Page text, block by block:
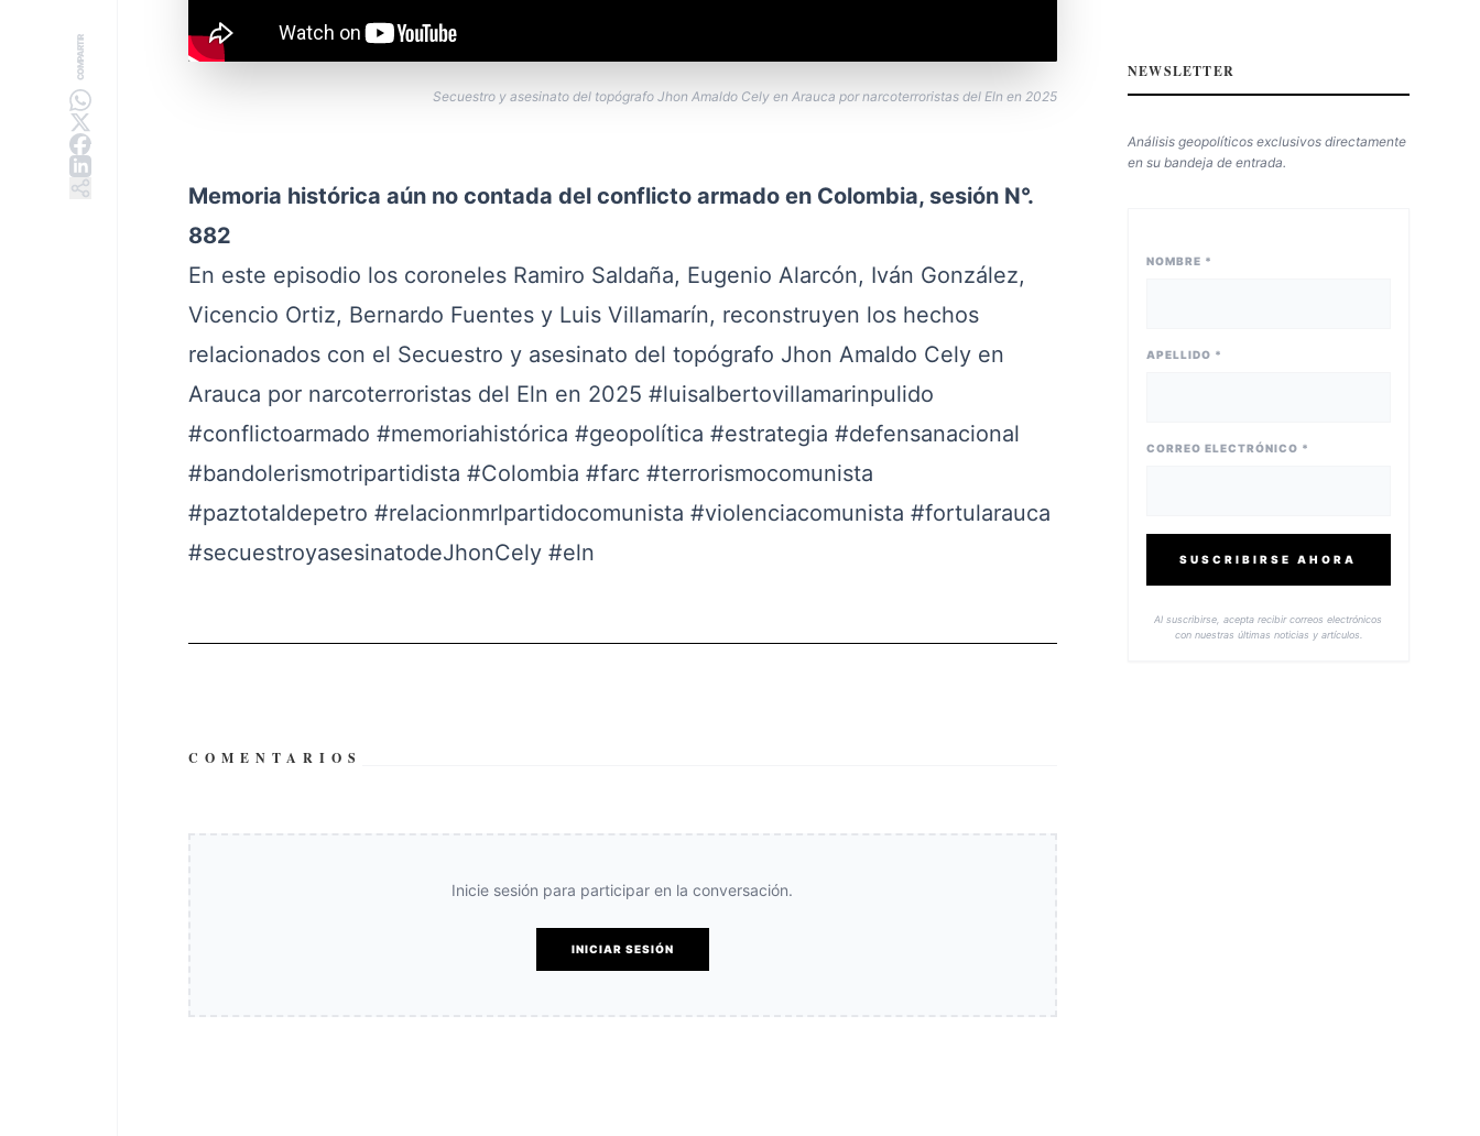
COMPARTIR
Secuestro y asesinato del topógrafo Jhon Amaldo Cely en Arauca por narcoterroristas del Eln en 2025
Memoria histórica aún no contada del conflicto armado en Colombia, sesión N°.
882
En este episodio los coroneles Ramiro Saldaña, Eugenio Alarcón, Iván González,
Vicencio Ortiz, Bernardo Fuentes y Luis Villamarín, reconstruyen los hechos
relacionados con el Secuestro y asesinato del topógrafo Jhon Amaldo Cely en
Arauca por narcoterroristas del Eln en 2025 #luisalbertovillamarinpulido
#conflictoarmado #memoriahistórica #geopolítica #estrategia #defensanacional
#bandolerismotripartidista #Colombia #farc #terrorismocomunista
#paztotaldepetro #relacionmrlpartidocomunista #violenciacomunista #fortularauca
#secuestroyasesinatodeJhonCely #eln
COMENTARIOS
Inicie sesión para participar en la conversación.
INICIAR SESIÓN
NEWSLETTER
Análisis geopolíticos exclusivos directamente
en su bandeja de entrada.
NOMBRE *
APELLIDO *
CORREO ELECTRÓNICO *
SUSCRIBIRSE AHORA
Al suscribirse, acepta recibir correos electrónicos
con nuestras últimas noticias y artículos.